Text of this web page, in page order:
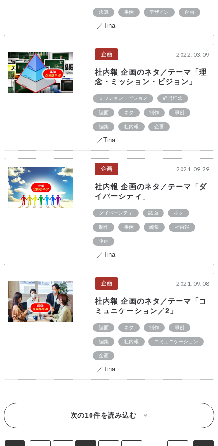
決算 事例 デザイン 企画
／Tina
企画 2022.03.09
社内報 企画のネタ／テーマ「理
念・ミッション・ビジョン」
ミッション・ビジョン 経営理念
誌面 ネタ 制作 事例
編集 社内報 企画
／Tina
企画 2021.09.29
社内報 企画のネタ／テーマ「ダ
イバーシティ」
ダイバーシティ 誌面 ネタ
制作 事例 編集 社内報
企画
／Tina
企画 2021.09.08
社内報 企画のネタ／テーマ「コ
ミュニケーション／2」
誌面 ネタ 制作 事例
編集 社内報 コミュニケーション
企画
／Tina
次の10件を読み込む